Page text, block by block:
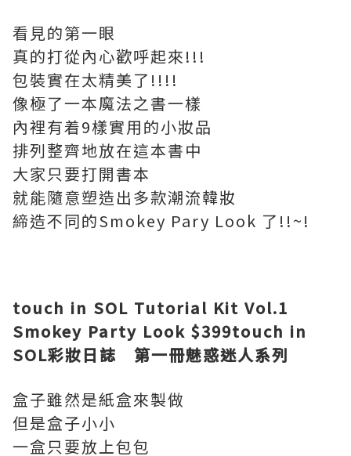
看見的第一眼
真的打從內心歡呼起來!!!
包裝實在太精美了!!!!
像極了一本魔法之書一樣
內裡有着9樣實用的小妝品
排列整齊地放在這本書中
大家只要打開書本
就能隨意塑造出多款潮流韓妝
締造不同的Smokey Pary Look 了!!~!
touch in SOL Tutorial Kit Vol.1
Smokey Party Look $399touch in
SOL彩妝日誌 第一冊魅惑迷人系列
盒子雖然是紙盒來製做
但是盒子小小
一盒只要放上包包